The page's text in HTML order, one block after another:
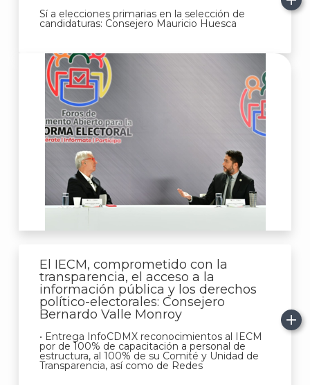
Sí a elecciones primarias en la selección de
candidaturas: Consejero Mauricio Huesca
El IECM, comprometido con la
transparencia, el acceso a la
información pública y los derechos
político-electorales: Consejero
Bernardo Valle Monroy
• Entrega InfoCDMX reconocimientos al IECM
por de 100% de capacitación a personal de
estructura, al 100% de su Comité y Unidad de
Transparencia, así como de Redes